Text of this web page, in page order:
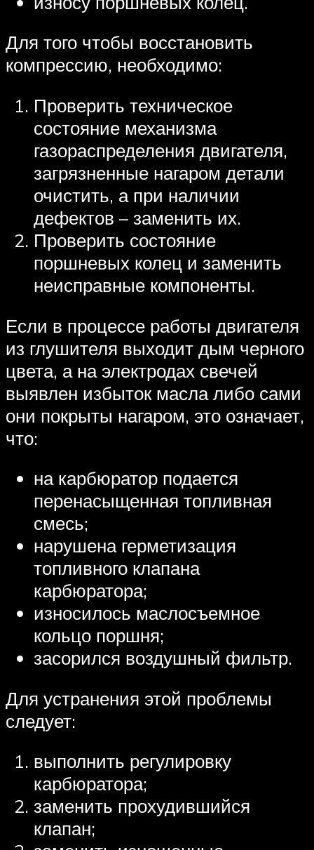
Для того чтобы восстановить
компрессию, необходимо:
Проверить техническое
состояние механизма
газораспределения двигателя,
загрязненные нагаром детали
очистить, а при наличии
дефектов – заменить их.
Проверить состояние
поршневых колец и заменить
неисправные компоненты.
Если в процессе работы двигателя
из глушителя выходит дым черного
цвета, а на электродах свечей
выявлен избыток масла либо сами
они покрыты нагаром, это означает,
что:
на карбюратор подается
перенасыщенная топливная
смесь;
нарушена герметизация
топливного клапана
карбюратора;
износилось маслосъемное
кольцо поршня;
засорился воздушный фильтр.
Для устранения этой проблемы
следует:
выполнить регулировку
карбюратора;
заменить прохудившийся
клапан;